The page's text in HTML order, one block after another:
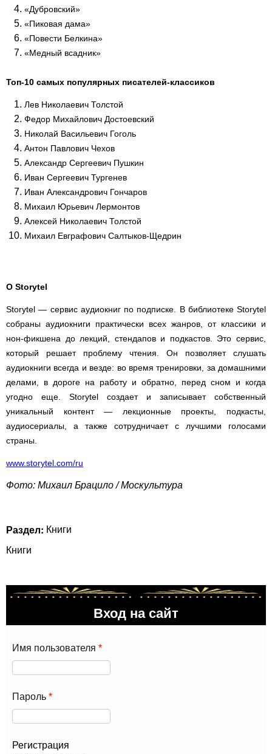
«Дубровский»
«Пиковая дама»
«Повести Белкина»
«Медный всадник»
Топ-10 самых популярных писателей-классиков
Лев Николаевич Толстой
Федор Михайлович Достоевский
Николай Васильевич Гоголь
Антон Павлович Чехов
Александр Сергеевич Пушкин
Иван Сергеевич Тургенев
Иван Александрович Гончаров
Михаил Юрьевич Лермонтов
Алексей Николаевич Толстой
Михаил Евграфович Салтыков-Щедрин
О Storytel
Storytel — сервис аудиокниг по подписке. В библиотеке Storytel
собраны аудиокниги практически всех жанров, от классики и
нон-фикшена до лекций, стендапов и подкастов. Это сервис,
который решает проблему чтения. Он позволяет слушать
аудиокниги всегда и везде: во время тренировки, за домашними
делами, в дороге на работу и обратно, перед сном и когда
угодно еще. Storytel создает и записывает собственный
уникальный контент — лекционные проекты, подкасты,
аудиосериалы, а также сотрудничает с лучшими голосами
страны.
www.storytel.com/ru
Фото: Михаил Брацило / Москультура
Раздел: Книги
Книги
Вход на сайт
Имя пользователя *
Пароль *
Регистрация